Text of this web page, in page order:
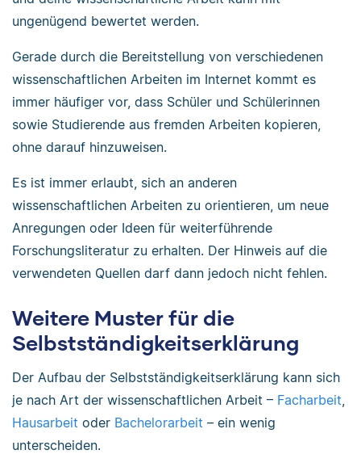
ungenügend bewertet werden.
Gerade durch die Bereitstellung von verschiedenen
wissenschaftlichen Arbeiten im Internet kommt es
immer häufiger vor, dass Schüler und Schülerinnen
sowie Studierende aus fremden Arbeiten kopieren,
ohne darauf hinzuweisen.
Es ist immer erlaubt, sich an anderen
wissenschaftlichen Arbeiten zu orientieren, um neue
Anregungen oder Ideen für weiterführende
Forschungsliteratur zu erhalten. Der Hinweis auf die
verwendeten Quellen darf dann jedoch nicht fehlen.
Weitere Muster für die
Selbstständigkeitserklärung
Der Aufbau der Selbstständigkeitserklärung kann sich
je nach Art der wissenschaftlichen Arbeit – Facharbeit
Hausarbeit oder Bachelorarbeit – ein wenig
unterscheiden.